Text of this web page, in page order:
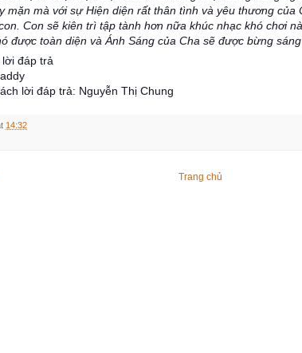
mặn mà với sự Hiện diện rất thân tình và yêu thương của
Con sẽ kiên trì tập tành hơn nữa khúc nhạc khó chơi
được toàn diện và Ánh Sáng của Cha sẽ được bừng sáng
đáp trả
lời đáp trả: Nguyễn Thị Chung
14:32
Trang chủ